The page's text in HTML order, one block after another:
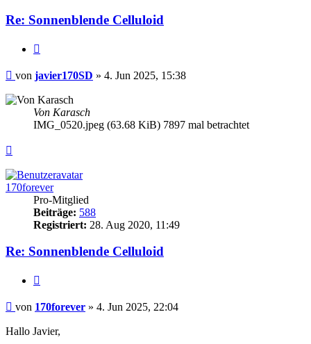
Re: Sonnenblende Celluloid
Beitrag
von javier170SD » 4. Jun 2025, 15:38
Von Karasch
IMG_0520.jpeg (63.68 KiB) 7897 mal betrachtet
170forever
Pro-Mitglied
Beiträge: 588
Registriert: 28. Aug 2020, 11:49
Re: Sonnenblende Celluloid
Beitrag
von 170forever » 4. Jun 2025, 22:04
Hallo Javier,